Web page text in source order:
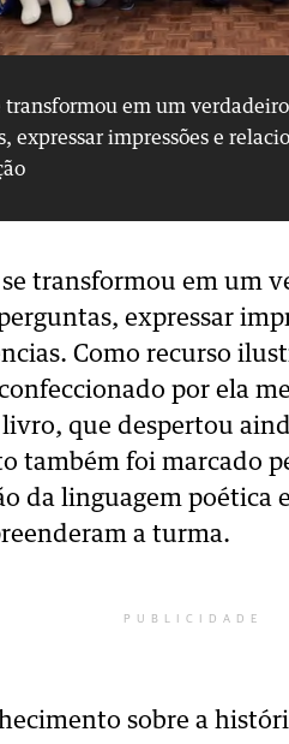
transformou em um
expressar impressões e
transformou em um
expressar
Como recurso
por ela
que despertou
também foi marcado
da linguagem poética
a turma.
PUBLICIDADE
sobre a